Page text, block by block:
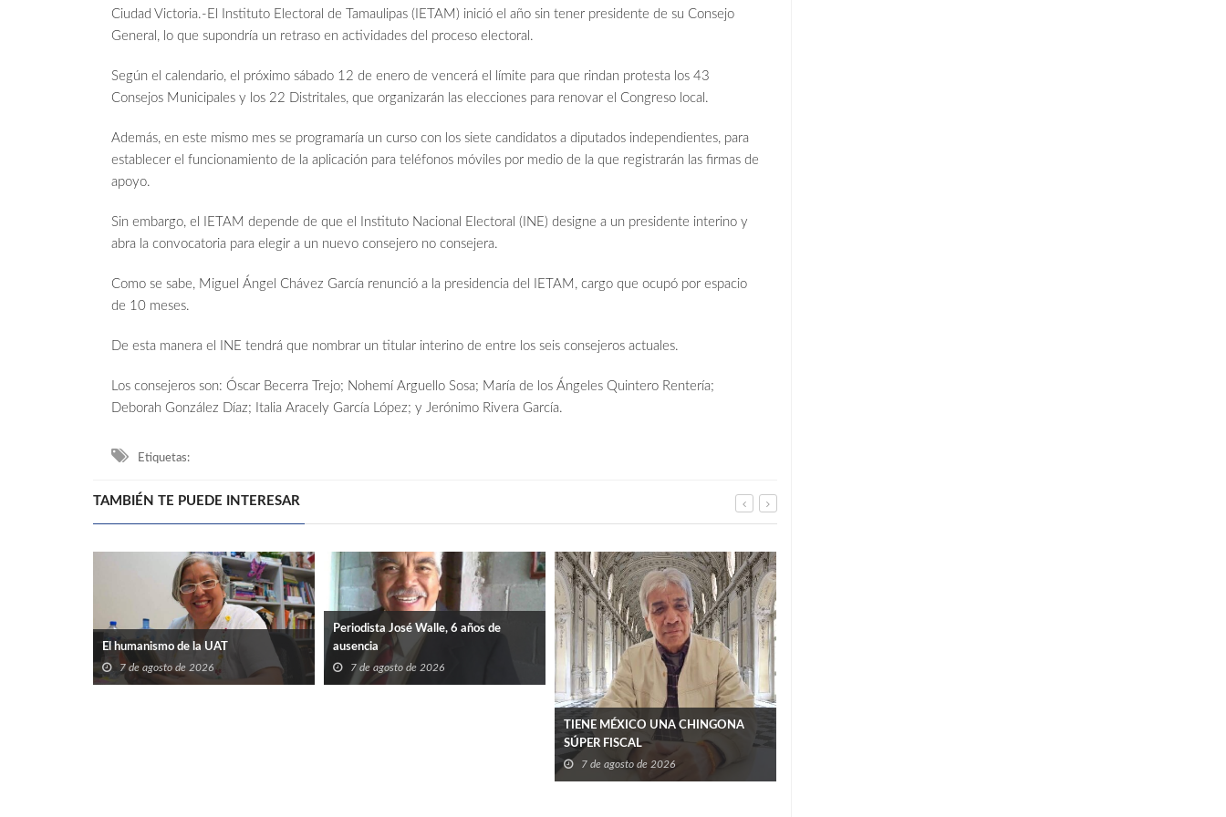
Ciudad Victoria.-El Instituto Electoral de Tamaulipas (IETAM) inició el año sin tener presidente de su Consejo
General, lo que supondría un retraso en actividades del proceso electoral.
Según el calendario, el próximo sábado 12 de enero de vencerá el límite para que rindan protesta los 43
Consejos Municipales y los 22 Distritales, que organizarán las elecciones para renovar el Congreso local.
Además, en este mismo mes se programaría un curso con los siete candidatos a diputados independientes, para
establecer el funcionamiento de la aplicación para teléfonos móviles por medio de la que registrarán las firmas de
apoyo.
Sin embargo, el IETAM depende de que el Instituto Nacional Electoral (INE) designe a un presidente interino y
abra la convocatoria para elegir a un nuevo consejero no consejera.
Como se sabe, Miguel Ángel Chávez García renunció a la presidencia del IETAM, cargo que ocupó por espacio
de 10 meses.
De esta manera el INE tendrá que nombrar un titular interino de entre los seis consejeros actuales.
Los consejeros son: Óscar Becerra Trejo; Nohemí Arguello Sosa; María de los Ángeles Quintero Rentería;
Deborah González Díaz; Italia Aracely García López; y Jerónimo Rivera García.
Etiquetas:
TAMBIÉN TE PUEDE INTERESAR
El humanismo de la UAT
7 de agosto de 2026
Periodista José Walle, 6 años de
ausencia
7 de agosto de 2026
TIENE MÉXICO UNA CHINGONA
SÚPER FISCAL
7 de agosto de 2026